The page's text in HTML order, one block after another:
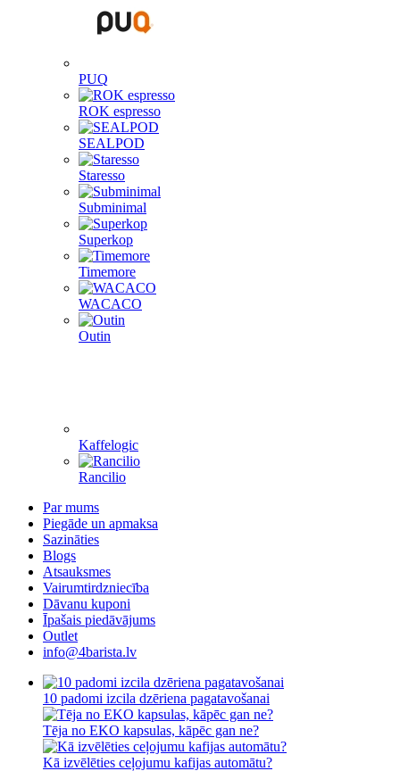
PUQ
ROK espresso
SEALPOD
Staresso
Subminimal
Superkop
Timemore
WACACO
Outin
Kaffelogic
Rancilio
Par mums
Piegāde un apmaksa
Sazināties
Blogs
Atsauksmes
Vairumtirdzniecība
Dāvanu kuponi
Īpašais piedāvājums
Outlet
info@4barista.lv
10 padomi izcila dzēriena pagatavošanai
Tēja no EKO kapsulas, kāpēc gan ne?
Kā izvēlēties ceļojumu kafijas automātu?